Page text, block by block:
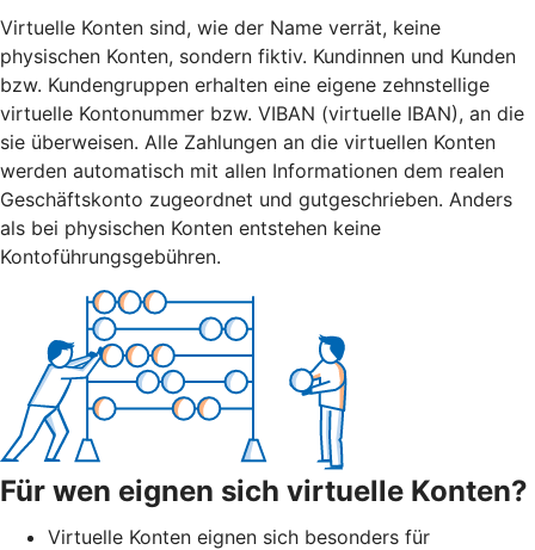
Virtuelle Konten sind, wie der Name verrät, keine
physischen Konten, sondern fiktiv. Kundinnen und Kunden
bzw. Kundengruppen erhalten eine eigene zehnstellige
virtuelle Kontonummer bzw. VIBAN (virtuelle IBAN), an die
sie überweisen. Alle Zahlungen an die virtuellen Konten
werden automatisch mit allen Informationen dem realen
Geschäftskonto zugeordnet und gutgeschrieben. Anders
als bei physischen Konten entstehen keine
Kontoführungsgebühren.
Für wen eignen sich virtuelle Konten?
Virtuelle Konten eignen sich besonders für